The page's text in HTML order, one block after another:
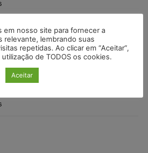
de IBS e CBS na compra de veículos
com deficiência e autistas de todos os
07/08/2026
mantém justa causa de empregado que
em nosso site para fornecer a
relevante, lembrando suas
repetidas. Ao clicar em “Aceitar”,
de TODOS os cookies.
Aceitar